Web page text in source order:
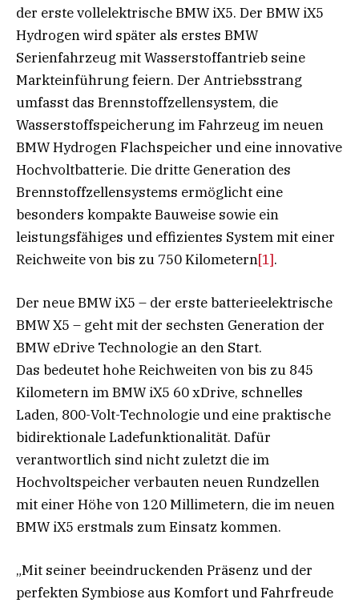
der erste vollelektrische BMW iX5. Der BMW iX5
Hydrogen wird später als erstes BMW
Serienfahrzeug mit Wasserstoffantrieb seine
Markteinführung feiern. Der Antriebsstrang
umfasst das Brennstoffzellensystem, die
Wasserstoffspeicherung im Fahrzeug im neuen
BMW Hydrogen Flachspeicher und eine innovative
Hochvoltbatterie. Die dritte Generation des
Brennstoffzellensystems ermöglicht eine
besonders kompakte Bauweise sowie ein
leistungsfähiges und effizientes System mit einer
Reichweite von bis zu 750 Kilometern[1].
Der neue BMW iX5 – der erste batterieelektrische
BMW X5 – geht mit der sechsten Generation der
BMW eDrive Technologie an den Start.
Das bedeutet hohe Reichweiten von bis zu 845
Kilometern im BMW iX5 60 xDrive, schnelles
Laden, 800-Volt-Technologie und eine praktische
bidirektionale Ladefunktionalität. Dafür
verantwortlich sind nicht zuletzt die im
Hochvoltspeicher verbauten neuen Rundzellen
mit einer Höhe von 120 Millimetern, die im neuen
BMW iX5 erstmals zum Einsatz kommen.
„Mit seiner beeindruckenden Präsenz und der
perfekten Symbiose aus Komfort und Fahrfreude